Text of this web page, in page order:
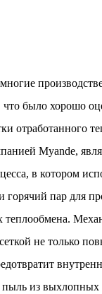
что было хорошо
отработанного
Myande,
в котором
горячий пар для
теплообмена.
не только
пыль из